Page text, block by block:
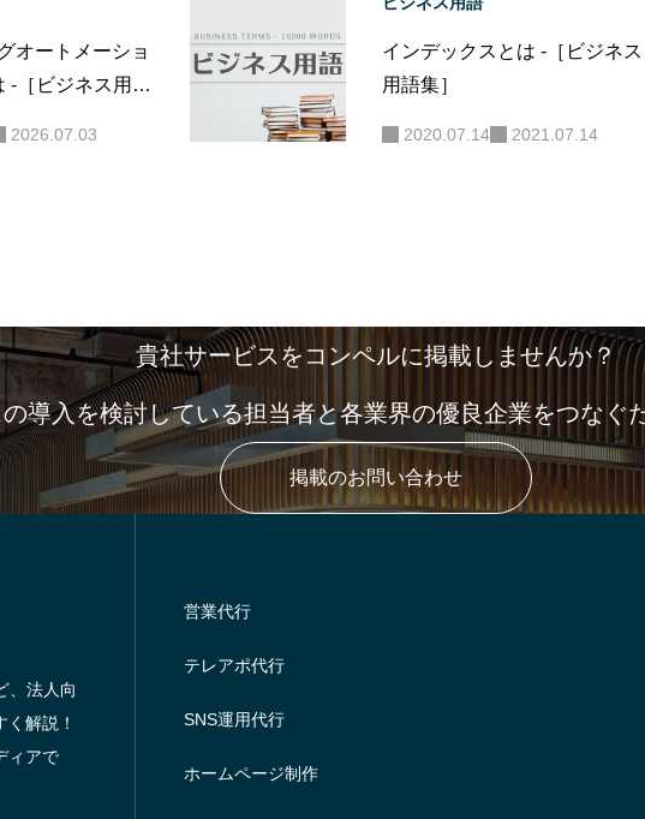
オートメーショ
-［ビジネス用語
2026.07.03
インデックスとは -［ビジネス
用語集］
2020.07.14 2021.07.14
貴社サービスをコンペルに掲載しませんか？
導入を検討している担当者と各業界の優良企業をつなぐ
掲載のお問い合わせ
、法人向
解説！
ィアで
営業代行
テレアポ代行
SNS運用代行
ホームページ制作